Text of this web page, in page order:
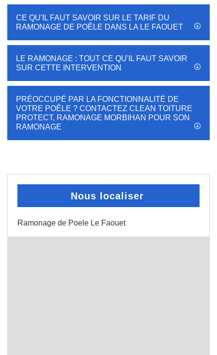
CE QU'IL FAUT SAVOIR SUR LE TARIF DU
RAMONAGE DE POÊLE DANS LA LE FAOUET
LE RAMONAGE : TOUT CE QU'IL FAUT SAVOIR
SUR CETTE INTERVENTION
PRÉOCCUPÉ PAR LA FONCTIONNALITÉ DE
VOTRE POÊLE ? CONTACTEZ CLEAN TOITURE
PROTECT, RAMONAGE MORBIHAN POUR SON
RAMONAGE
Nous localiser
Ramonage de Poele Le Faouet